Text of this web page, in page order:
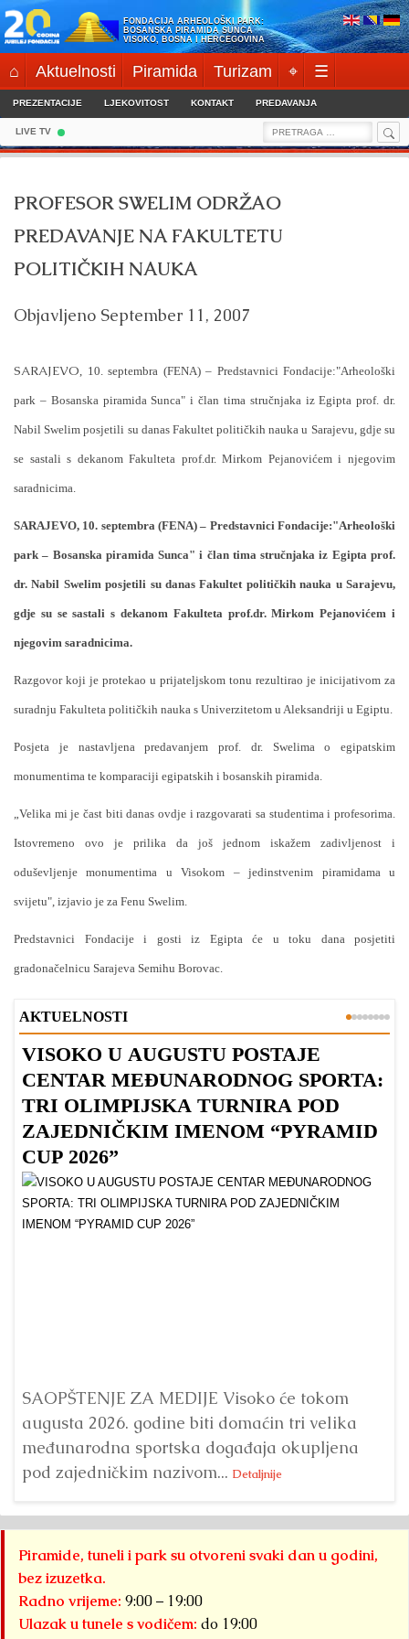
Skip
to
content
FONDACIJA ARHEOLOŠKI PARK:
BOSANSKA PIRAMIDA SUNCA
VISOKO, BOSNA I HERCEGOVINA
⌂ Aktuelnosti Piramida Turizam ⌖ ☰
PREZENTACIJE LJEKOVITOST KONTAKT PREDAVANJA
LIVE TV
Search
for:
PROFESOR SWELIM ODRŽAO
PREDAVANJE NA FAKULTETU
POLITIČKIH NAUKA
Objavljeno September 11, 2007
SARAJEVO , 10. septembra (FENA) – Predstavnici Fondacije:"Arheološki
park – Bosanska piramida Sunca" i član tima stručnjaka iz Egipta prof. dr.
Nabil Swelim posjetili su danas Fakultet političkih nauka u Sarajevu, gdje su
se sastali s dekanom Fakulteta prof.dr. Mirkom Pejanovićem i njegovim
saradnicima.
SARAJEVO, 10. septembra (FENA) – Predstavnici Fondacije:"Arheološki
park – Bosanska piramida Sunca" i član tima stručnjaka iz Egipta prof.
dr. Nabil Swelim posjetili su danas Fakultet političkih nauka u Sarajevu,
gdje su se sastali s dekanom Fakulteta prof.dr. Mirkom Pejanovićem i
njegovim saradnicima.
Razgovor koji je protekao u prijateljskom tonu rezultirao je inicijativom za
suradnju Fakulteta političkih nauka s Univerzitetom u Aleksandriji u Egiptu.
Posjeta je nastavljena predavanjem prof. dr. Swelima o egipatskim
monumentima te komparaciji egipatskih i bosanskih piramida.
„Velika mi je čast biti danas ovdje i razgovarati sa studentima i profesorima.
Istovremeno ovo je prilika da još jednom iskažem zadivljenost i
oduševljenje monumentima u Visokom – jedinstvenim piramidama u
svijetu", izjavio je za Fenu Swelim.
Predstavnici Fondacije i gosti iz Egipta će u toku dana posjetiti
gradonačelnicu Sarajeva Semihu Borovac.
AKTUELNOSTI
VISOKO U AUGUSTU POSTAJE
CENTAR MEĐUNARODNOG SPORTA:
TRI OLIMPIJSKA TURNIRA POD
ZAJEDNIČKIM IMENOM “PYRAMID
CUP 2026”
SAOPŠTENJE ZA MEDIJE Visoko će tokom
augusta 2026. godine biti domaćin tri velika
međunarodna sportska događaja okupljena
pod zajedničkim nazivom... Detaljnije
Piramide, tuneli i park su otvoreni svaki dan u godini,
bez izuzetka.
Radno vrijeme: 9:00 – 19:00
Ulazak u tunele s vodičem: do 19:00